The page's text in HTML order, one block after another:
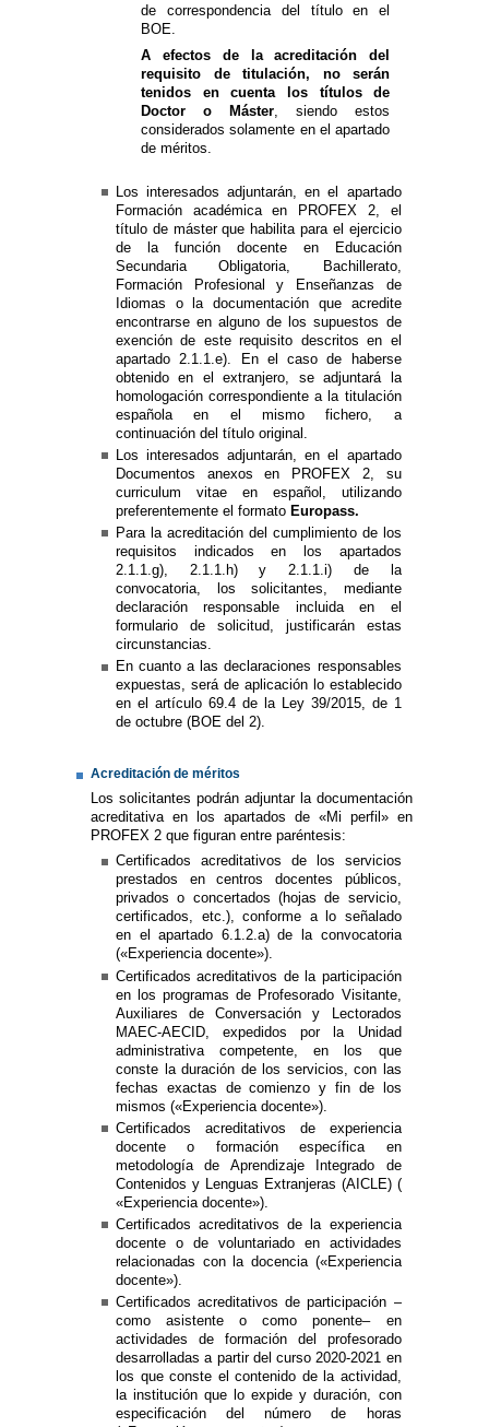
de correspondencia del título en el
BOE.
A efectos de la acreditación del
requisito de titulación, no serán
tenidos en cuenta los títulos de
Doctor o Máster , siendo estos
considerados solamente en el apartado
de méritos.
Los interesados adjuntarán, en el apartado
Formación académica en PROFEX 2, el
título de máster que habilita para el ejercicio
de la función docente en Educación
Secundaria Obligatoria, Bachillerato,
Formación Profesional y Enseñanzas de
Idiomas o la documentación que acredite
encontrarse en alguno de los supuestos de
exención de este requisito descritos en el
apartado 2.1.1.e). En el caso de haberse
obtenido en el extranjero, se adjuntará la
homologación correspondiente a la titulación
española en el mismo fichero, a
continuación del título original.
Los interesados adjuntarán, en el apartado
Documentos anexos en PROFEX 2, su
curriculum vitae en español, utilizando
preferentemente el formato Europass.
Para la acreditación del cumplimiento de los
requisitos indicados en los apartados
2.1.1.g), 2.1.1.h) y 2.1.1.i) de la
convocatoria, los solicitantes, mediante
declaración responsable incluida en el
formulario de solicitud, justificarán estas
circunstancias.
En cuanto a las declaraciones responsables
expuestas, será de aplicación lo establecido
en el artículo 69.4 de la Ley 39/2015, de 1
de octubre (BOE del 2).
Acreditación de méritos
Los solicitantes podrán adjuntar la documentación
acreditativa en los apartados de «Mi perfil» en
PROFEX 2 que figuran entre paréntesis:
Certificados acreditativos de los servicios
prestados en centros docentes públicos,
privados o concertados (hojas de servicio,
certificados, etc.), conforme a lo señalado
en el apartado 6.1.2.a) de la convocatoria
(«Experiencia docente»).
Certificados acreditativos de la participación
en los programas de Profesorado Visitante,
Auxiliares de Conversación y Lectorados
MAEC-AECID, expedidos por la Unidad
administrativa competente, en los que
conste la duración de los servicios, con las
fechas exactas de comienzo y fin de los
mismos («Experiencia docente»).
Certificados acreditativos de experiencia
docente o formación específica en
metodología de Aprendizaje Integrado de
Contenidos y Lenguas Extranjeras (AICLE) (
«Experiencia docente»).
Certificados acreditativos de la experiencia
docente o de voluntariado en actividades
relacionadas con la docencia («Experiencia
docente»).
Certificados acreditativos de participación –
como asistente o como ponente– en
actividades de formación del profesorado
desarrolladas a partir del curso 2020-2021 en
los que conste el contenido de la actividad,
la institución que lo expide y duración, con
especificación del número de horas